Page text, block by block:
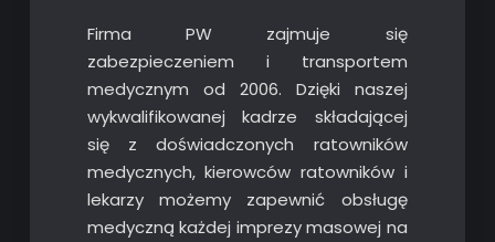
Firma PW zajmuje się
zabezpieczeniem i transportem
medycznym od 2006. Dzięki naszej
wykwalifikowanej kadrze składającej
się z doświadczonych ratowników
medycznych, kierowców ratowników i
lekarzy możemy zapewnić obsługę
medyczną każdej imprezy masowej na